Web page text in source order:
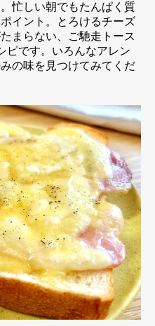
忙しい朝でもたんぱく質
イント。とろけるチーズ
まらない、ご馳走トース
ピです。いろんなアレン
の味を見つけてみてくだ